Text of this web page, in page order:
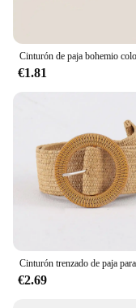
€1.81
€2.69